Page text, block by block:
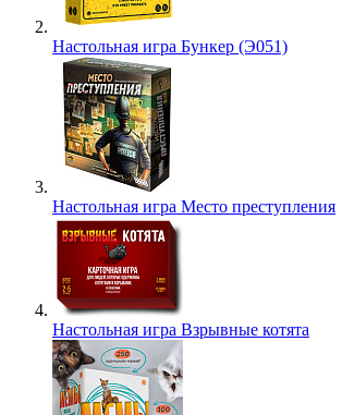
Настольная игра Бункер (Э051)
Настольная игра Место преступления
Настольная игра Взрывные котята